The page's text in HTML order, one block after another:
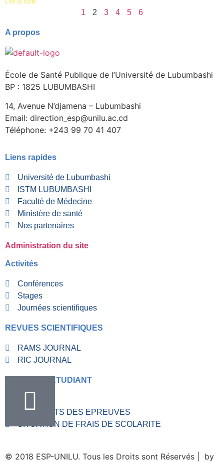
Lire la suite
1 2 3 4 5 6
A propos
École de Santé Publique de l’Université de Lubumbashi
BP : 1825 LUBUMBASHI
14, Avenue N’djamena – Lubumbashi
Email: direction_esp@unilu.ac.cd
Téléphone: +243 99 70 41 407
Liens rapides
Université de Lubumbashi
ISTM LUBUMBASHI
Faculté de Médecine
Ministère de santé
Nos partenaires
Administration du site
Activités
Conférences
Stages
Journées scientifiques
REVUES SCIENTIFIQUES
RAMS JOURNAL
RIC JOURNAL
RUBRIQUE ETUDIANT
RESULTATS DES EPREUVES
SITUATION DE FRAIS DE SCOLARITE
© 2018 ESP-UNILU. Tous les Droits sont Réservés | by